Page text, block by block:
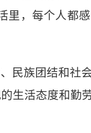
里，每个人都
民族团结和社
生活态度和勤